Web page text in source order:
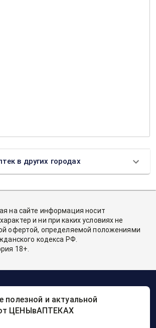
в других городах
на сайте информация носит
и ни при каких условиях не
офертой, определяемой положениями
кодекса РФ.
18+.
полезной и актуальной
ЦЕНЫвАПТЕКАХ